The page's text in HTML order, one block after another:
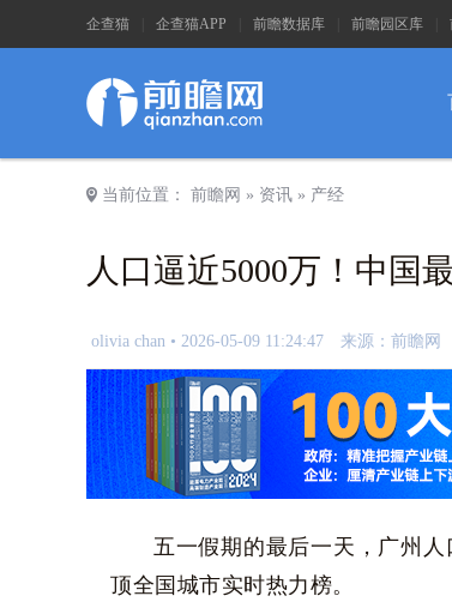
企查猫 企查猫APP 前瞻数据库 前瞻园区库
a 当前位置： 前瞻网 » 资讯 » 产经
人口逼近5000万！中国
olivia chan • 2026-05-09 11:24:47 来源：前瞻网
五一假期的最后一天，广州
顶全国城市实时热力榜。